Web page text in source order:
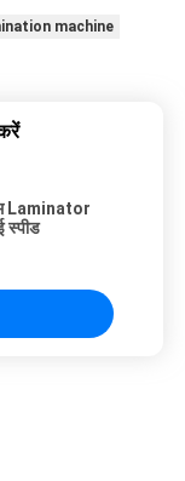
machine
Laminator
स्पीड